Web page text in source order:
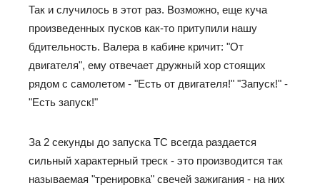
Так и случилось в этот раз. Возможно, еще куча
произведенных пусков как-то притупили нашу
бдительность. Валера в кабине кричит: "От
двигателя", ему отвечает дружный хор стоящих
рядом с самолетом - "Есть от двигателя!" "Запуск!" -
"Есть запуск!"
За 2 секунды до запуска ТС всегда раздается
сильный характерный треск - это производится так
называемая "тренировка" свечей зажигания - на них